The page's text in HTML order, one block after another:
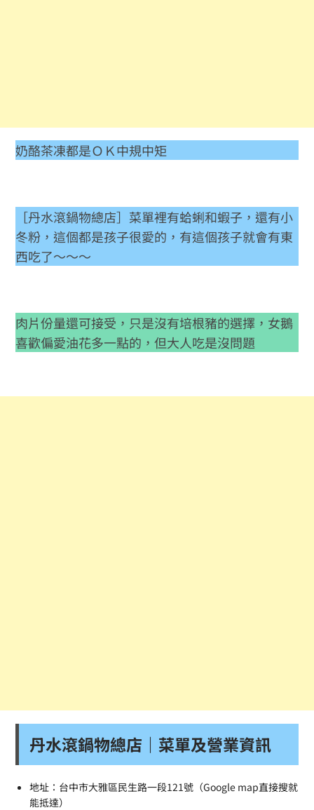
奶酪茶凍都是ＯＫ中規中矩
［丹水滾鍋物總店］菜單裡有蛤蜊和蝦子，還有小
冬粉，這個都是孩子很愛的，有這個孩子就會有東
西吃了～～～
肉片份量還可接受，只是沒有培根豬的選擇，女鵝
喜歡偏愛油花多一點的，但大人吃是沒問題
丹水滾鍋物總店｜菜單及營業資訊
地址：台中市大雅區民生路一段121號（Google map直接搜就
能抵達）